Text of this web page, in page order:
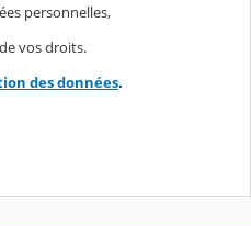
personnelles,
vos droits.
des données.